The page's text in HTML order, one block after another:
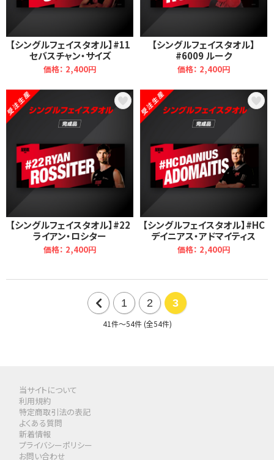
【シングルフェイスタオル】#11
セバスチャン・サイズ
価格： 2,400円
【シングルフェイスタオル】
#6009 ルーク
価格： 2,400円
【シングルフェイスタオル】#22
ライアン・ロシター
価格： 2,400円
【シングルフェイスタオル】#HC
デイニアス・アドマイティス
価格： 2,400円
前
1 2 3
41件～54件 (全54件)
当サイトについて
利用規約
特定商取引法の表記
よくある質問
新着情報
プライバシーポリシー
お問い合わせ